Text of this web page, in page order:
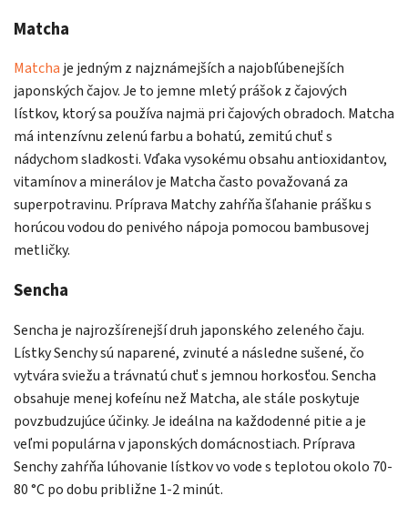
Matcha
Matcha je jedným z najznámejších a najobľúbenejších
japonských čajov. Je to jemne mletý prášok z čajových
lístkov, ktorý sa používa najmä pri čajových obradoch. Matcha
má intenzívnu zelenú farbu a bohatú, zemitú chuť s
nádychom sladkosti. Vďaka vysokému obsahu antioxidantov,
vitamínov a minerálov je Matcha často považovaná za
superpotravinu. Príprava Matchy zahŕňa šľahanie prášku s
horúcou vodou do penivého nápoja pomocou bambusovej
metličky.
Sencha
Sencha je najrozšírenejší druh japonského zeleného čaju.
Lístky Senchy sú naparené, zvinuté a následne sušené, čo
vytvára sviežu a trávnatú chuť s jemnou horkosťou. Sencha
obsahuje menej kofeínu než Matcha, ale stále poskytuje
povzbudzujúce účinky. Je ideálna na každodenné pitie a je
veľmi populárna v japonských domácnostiach. Príprava
Senchy zahŕňa lúhovanie lístkov vo vode s teplotou okolo 70-
80 °C po dobu približne 1-2 minút.